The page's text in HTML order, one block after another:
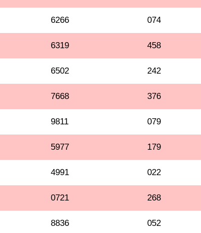
6266 074
6319 458
6502 242
7668 376
9811 079
5977 179
4991 022
0721 268
8836 052